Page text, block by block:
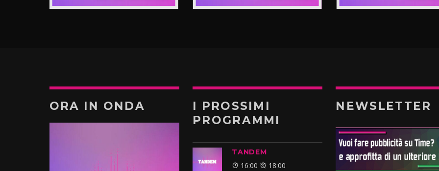
ORA IN ONDA
I PROSSIMI
PROGRAMMI
TANDEM
16:00 18:00
NEWSLETTER